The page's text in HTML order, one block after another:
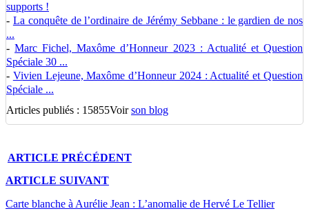
supports !
- La conquête de l’ordinaire de Jérémy Sebbane : le gardien de nos
...
-Marc Fichel, Maxôme d’Honneur 2023 : Actualité et Question
Spéciale 30 ...
- Vivien Lejeune, Maxôme d’Honneur 2024 : Actualité et Question
Spéciale ...
Articles publiés : 15855Voirson blog
ARTICLE PRÉCÉDENT
ARTICLE SUIVANT
Carte blanche à Aurélie Jean : L’anomalie de Hervé Le Tellier